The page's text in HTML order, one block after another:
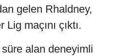
gelen Rhaldney,
maçını çıktı.
alan deneyimli